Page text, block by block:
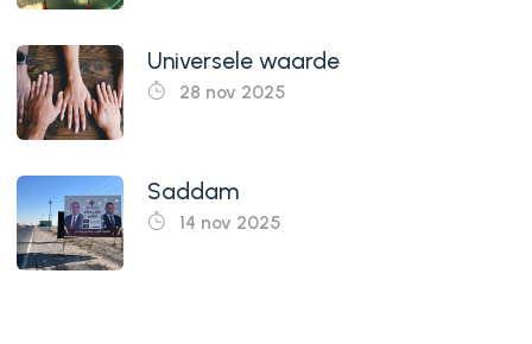
Universele waarde
28 nov 2025
Saddam
14 nov 2025